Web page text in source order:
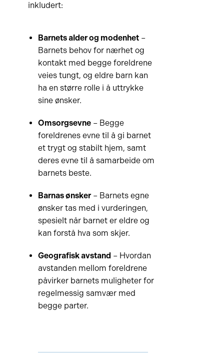
inkludert:
Barnets alder og modenhet–
Barnets behov for nærhet og
kontakt med begge foreldrene
veies tungt, og eldre barn kan
ha en større rolle i å uttrykke
sine ønsker.
Omsorgsevne– Begge
foreldrenes evne til å gi barnet
et trygt og stabilt hjem, samt
deres evne til å samarbeide om
barnets beste.
Barnas ønsker– Barnets egne
ønsker tas med i vurderingen,
spesielt når barnet er eldre og
kan forstå hva som skjer.
Geografisk avstand – Hvordan
avstanden mellom foreldrene
påvirker barnets muligheter for
regelmessig samvær med
begge parter.